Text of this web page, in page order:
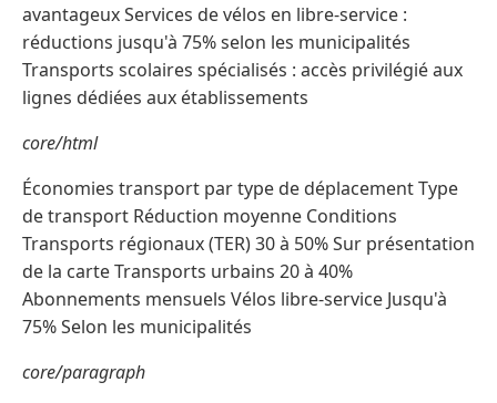
avantageux Services de vélos en libre-service :
réductions jusqu'à 75% selon les municipalités
Transports scolaires spécialisés : accès privilégié aux
lignes dédiées aux établissements
core/html
Économies transport par type de déplacement Type
de transport Réduction moyenne Conditions
Transports régionaux (TER) 30 à 50% Sur présentation
de la carte Transports urbains 20 à 40%
Abonnements mensuels Vélos libre-service Jusqu'à
75% Selon les municipalités
core/paragraph